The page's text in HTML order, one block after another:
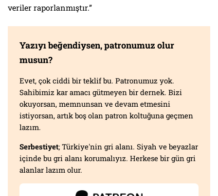
veriler raporlanmıştır.”
Yazıyı beğendiysen, patronumuz olur
musun?
Evet, çok ciddi bir teklif bu. Patronumuz yok.
Sahibimiz kar amacı gütmeyen bir dernek. Bizi
okuyorsan, memnunsan ve devam etmesini
istiyorsan, artık boş olan patron koltuğuna geçmen
lazım.
Serbestiyet; Türkiye'nin gri alanı. Siyah ve beyazlar
içinde bu gri alanı korumalıyız. Herkese bir gün gri
alanlar lazım olur.